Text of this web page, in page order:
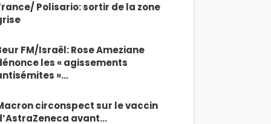
Polisario: sortir de la zone
FM/Israël: Rose Ameziane
les « agissements
»…
circonspect sur le vaccin
avant…